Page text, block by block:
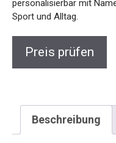
für Sport und Alltag.
Beschreibung